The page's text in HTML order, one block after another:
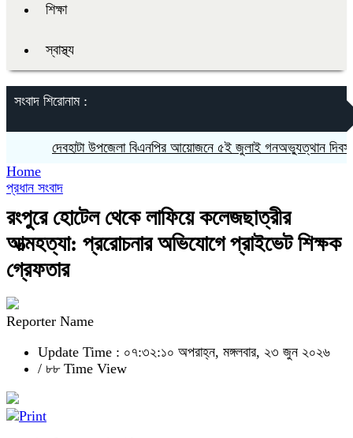
শিক্ষা
স্বাস্থ্য
সংবাদ শিরোনাম :
দেবহাটা উপজেলা বিএনপির আয়োজনে ৫ই জুলাই গনঅভ্যুত্থান দিবস
Home
প্রধান সংবাদ
রংপুরে হোটেল থেকে লাফিয়ে কলেজছাত্রীর
আত্মহত্যা: প্ররোচনার অভিযোগে প্রাইভেট শিক্ষক
গ্রেফতার
Reporter Name
Update Time : ০৭:৩২:১০ অপরাহ্ন, মঙ্গলবার, ২৩ জুন ২০২৬
/ ৮৮ Time View